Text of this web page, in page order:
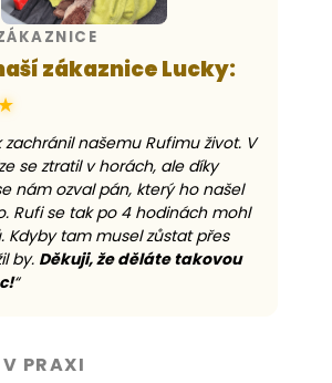
zákaznice Lucky:
zachránil našemu Rufimu život. V
se ztratil v horách, ale díky
nám ozval pán, který ho našel
Rufi se tak po 4 hodinách mohl
Kdyby tam musel zůstat přes
by. Děkuji, že děláte takovou
“
PRAXI